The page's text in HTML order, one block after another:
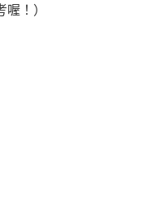
！）